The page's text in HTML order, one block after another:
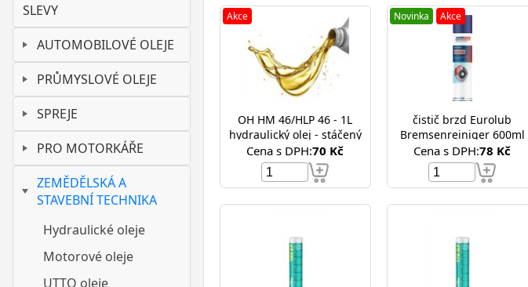
SLEVY
AUTOMOBILOVÉ OLEJE
PRŮMYSLOVÉ OLEJE
SPREJE
PRO MOTORKÁŘE
ZEMĚDĚLSKÁ A
STAVEBNÍ TECHNIKA
Hydraulické oleje
Motorové oleje
UTTO oleje
Akce
OH HM 46/HLP 46 - 1L
hydraulický olej - stáčený
Cena s DPH:70 Kč
Novinka Akce
čistič brzd Eurolub
Bremsenreiniger 600ml
Cena s DPH:78 Kč